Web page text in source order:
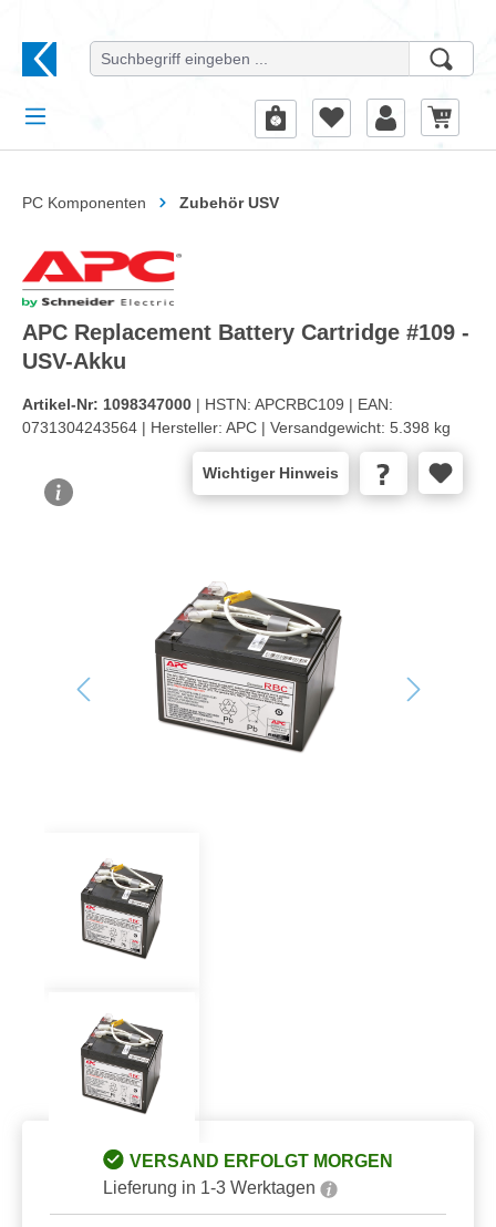
PC Komponenten Zubehör USV
APC Replacement Battery Cartridge #109 -
USV-Akku
Artikel-Nr: 1098347000 | HSTN: APCRBC109 | EAN:
0731304243564 | Hersteller: APC | Versandgewicht: 5.398 kg
Wichtiger Hinweis
VERSAND ERFOLGT MORGEN
Lieferung in 1-3 Werktagen